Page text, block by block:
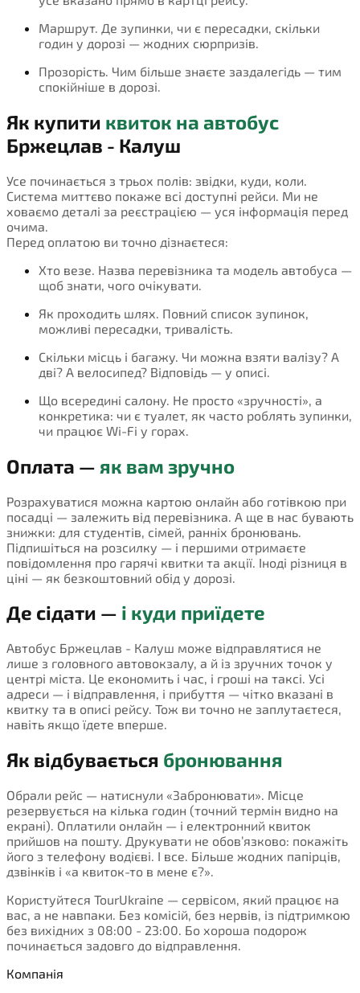
Маршрут. Де зупинки, чи є пересадки, скільки
годин у дорозі — жодних сюрпризів.
Прозорість. Чим більше знаєте заздалегідь — тим
спокійніше в дорозі.
Як купити квиток на автобус
Бржецлав - Калуш
Усе починається з трьох полів: звідки, куди, коли.
Система миттєво покаже всі доступні рейси. Ми не
ховаємо деталі за реєстрацією — уся інформація перед
очима.
Перед оплатою ви точно дізнаєтеся:
Хто везе. Назва перевізника та модель автобуса —
щоб знати, чого очікувати.
Як проходить шлях. Повний список зупинок,
можливі пересадки, тривалість.
Скільки місць і багажу. Чи можна взяти валізу? А
дві? А велосипед? Відповідь — у описі.
Що всередині салону. Не просто «зручності», а
конкретика: чи є туалет, як часто роблять зупинки,
чи працює Wi-Fi у горах.
Оплата — як вам зручно
Розрахуватися можна картою онлайн або готівкою при
посадці — залежить від перевізника. А ще в нас бувають
знижки: для студентів, сімей, ранніх бронювань.
Підпишіться на розсилку — і першими отримаєте
повідомлення про гарячі квитки та акції. Іноді різниця в
ціні — як безкоштовний обід у дорозі.
Де сідати — і куди приїдете
Автобус Бржецлав - Калуш може відправлятися не
лише з головного автовокзалу, а й із зручних точок у
центрі міста. Це економить і час, і гроші на таксі. Усі
адреси — і відправлення, і прибуття — чітко вказані в
квитку та в описі рейсу. Тож ви точно не заплутаєтеся,
навіть якщо їдете вперше.
Як відбувається бронювання
Обрали рейс — натиснули «Забронювати». Місце
резервується на кілька годин (точний термін видно на
екрані). Оплатили онлайн — і електронний квиток
прийшов на пошту. Друкувати не обов’язково: покажіть
його з телефону водієві. І все. Більше жодних папірців,
дзвінків і «а квиток-то в мене є?».
Користуйтеся TourUkraine — сервісом, який працює на
вас, а не навпаки. Без комісій, без нервів, із підтримкою
без вихідних з 08:00 - 23:00. Бо хороша подорож
починається задовго до відправлення.
Компанія